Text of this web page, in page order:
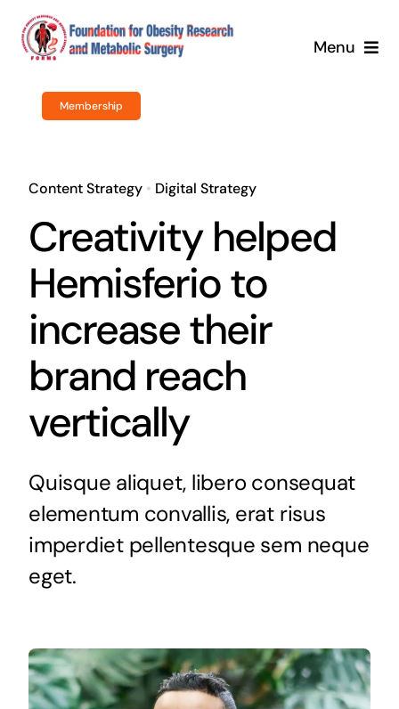
Skip
Menu
Obesity Surgery
Courses / Training
Newsroom
Research & Publication
Search
for:
Membership
Content Strategy• Digital Strategy
Creativity helped
Hemisferio to
increase their
brand reach
vertically
Quisque aliquet, libero consequat
elementum convallis, erat risus
imperdiet pellentesque sem neque
eget.